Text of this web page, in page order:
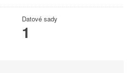
Datové sady
1